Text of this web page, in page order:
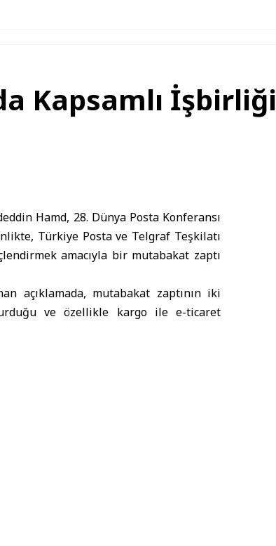
Kapsamlı İşbirliği
Hamd, 28. Dünya Posta Konferansı
TürkiyePosta ve Telgraf Teşkilatı
amacıyla bir mutabakat zaptı
açıklamada, mutabakat zaptının iki
ve özellikle kargo ile e-ticaret